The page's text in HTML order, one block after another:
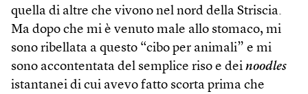
quella di altre che vivono nel nord della Striscia.
Ma dopo che mi è venuto male allo stomaco, mi
sono ribellata a questo “cibo per animali” e mi
sono accontentata del semplice riso e dei noodles
istantanei di cui avevo fatto scorta prima che